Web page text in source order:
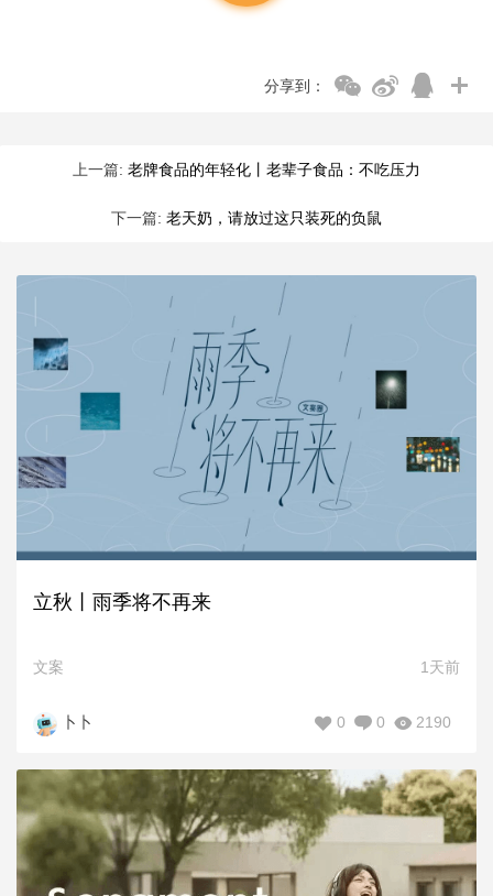
分享到：
上一篇: 老牌食品的年轻化丨老辈子食品：不吃压力
下一篇: 老天奶，请放过这只装死的负鼠
立秋丨雨季将不再来
文案 1天前
卜卜 2190
0
0